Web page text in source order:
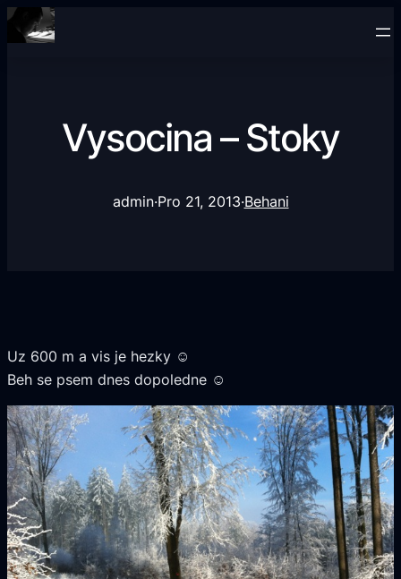
Vysocina – Stoky
admin·Pro 21, 2013·Behani
Uz 600 m a vis je hezky ☺
Beh se psem dnes dopoledne ☺